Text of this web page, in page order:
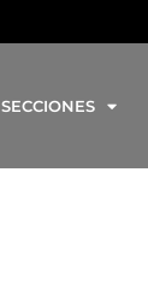
SECCIONES